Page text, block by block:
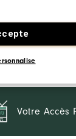
Votre Accès